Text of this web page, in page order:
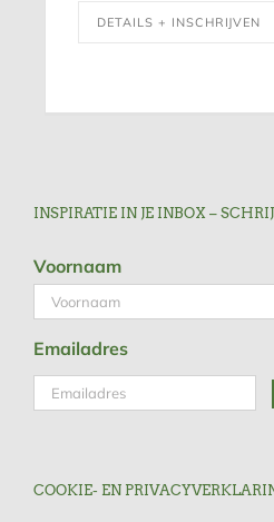
DETAILS + INSCHRIJVEN
INSPIRATIE IN JE INBOX –
Voornaam
Emailadres
COOKIE- EN